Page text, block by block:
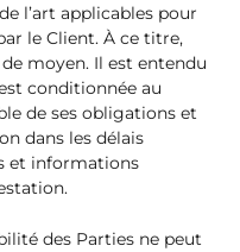
l’art applicables pour
le Client. À ce titre,
moyen. Il est entendu
conditionnée au
de ses obligations et
dans les délais
et informations
des Parties ne peut